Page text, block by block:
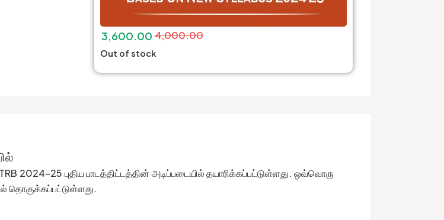
4,000.00
3,600.00
Out of stock
2024–25 புதிய பாடத்திட்டத்தின் அடிப்படையில் தயாரிக்கப்பட்டுள்ளது. ஒவ்வொரு
தொகுக்கப்பட்டுள்ளது.